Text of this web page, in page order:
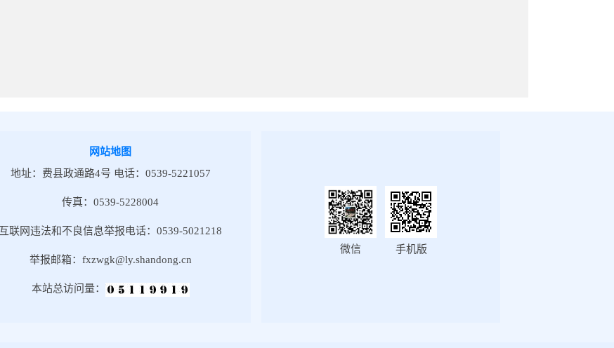
网站地图
地址：费县政通路4号 电话：0539-5221057
传真：0539-5228004
互联网违法和不良信息举报电话：0539-5021218
举报邮箱：fxzwgk@ly.shandong.cn
本站总访问量：
微信 手机版